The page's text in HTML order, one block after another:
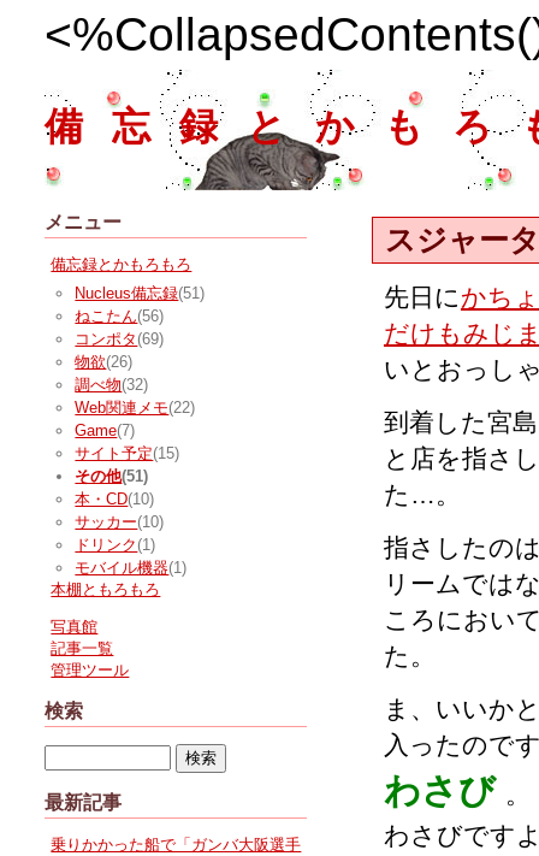
備忘録とかもろ
スジャー
先日に かち
だけもみじ
いとおっし
到着した宮
と店を指さ
た…。
指さしたの
リームでは
ころにおい
た。
ま、いいか
入ったので
わさび 。
わさびです
メニュー
備忘録とかもろもろ
Nucleus備忘録(51)
ねこたん(56)
コンポタ (69)
物欲(26)
調べ物(32)
Web関連メモ(22)
Game(7)
サイト予定(15)
その他(51)
本・CD(10)
サッカー(10)
ドリンク (1)
モバイル機器(1)
本棚ともろもろ
写真館
記事一覧
管理ツール
検索
最新記事
乗りかかった船で「ガンバ大阪選手